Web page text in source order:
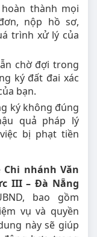
thành mọi
nộp hồ sơ,
trình xử lý của
chờ đợi trong
ký đất đai xác
bạn.
ký không đúng
quả pháp lý
bị phạt tiền
Chi nhánh Văn
III – Đà Nẵng
bao gồm
vụ và quyền
này sẽ giúp